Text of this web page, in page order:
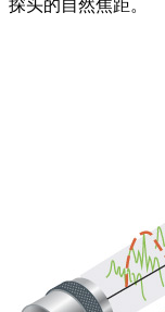
探头的自然焦距。